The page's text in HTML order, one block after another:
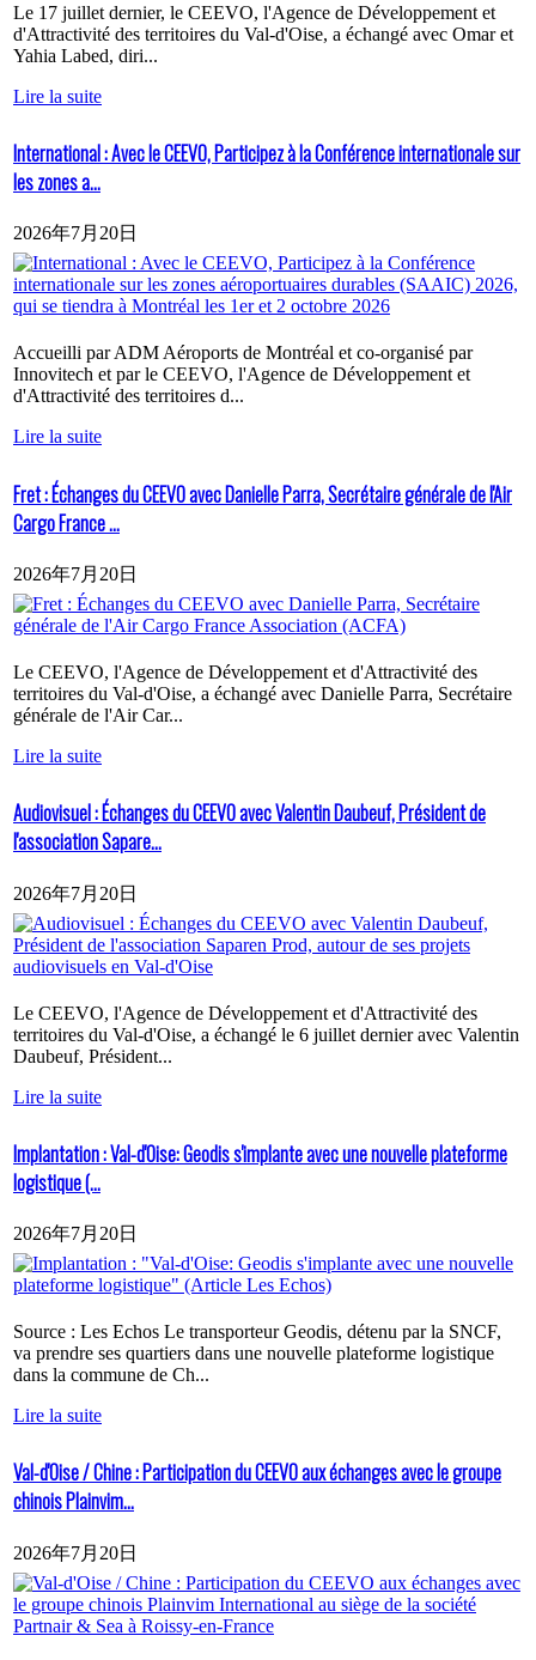
Le 17 juillet dernier, le CEEVO, l'Agence de Développement et
d'Attractivité des territoires du Val-d'Oise, a échangé avec Omar et
Yahia Labed, diri...
Lire la suite
International : Avec le CEEVO, Participez à la Conférence internationale sur
les zones a...
2026年7月20日
Accueilli par ADM Aéroports de Montréal et co-organisé par
Innovitech et par le CEEVO, l'Agence de Développement et
d'Attractivité des territoires d...
Lire la suite
Fret : Échanges du CEEVO avec Danielle Parra, Secrétaire générale de l'Air
Cargo France ...
2026年7月20日
Le CEEVO, l'Agence de Développement et d'Attractivité des
territoires du Val-d'Oise, a échangé avec Danielle Parra, Secrétaire
générale de l'Air Car...
Lire la suite
Audiovisuel : Échanges du CEEVO avec Valentin Daubeuf, Président de
l'association Sapare...
2026年7月20日
Le CEEVO, l'Agence de Développement et d'Attractivité des
territoires du Val-d'Oise, a échangé le 6 juillet dernier avec Valentin
Daubeuf, Président...
Lire la suite
Implantation : Val-d'Oise: Geodis s'implante avec une nouvelle plateforme
logistique (...
2026年7月20日
Source : Les Echos Le transporteur Geodis, détenu par la SNCF,
va prendre ses quartiers dans une nouvelle plateforme logistique
dans la commune de Ch...
Lire la suite
Val-d'Oise / Chine : Participation du CEEVO aux échanges avec le groupe
chinois Plainvim...
2026年7月20日